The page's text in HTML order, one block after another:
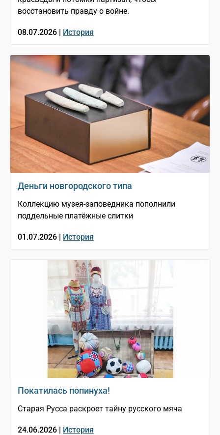
восстановить правду о войне.
08.07.2026 | История
Деньги новгородского типа
Коллекцию музея-заповедника пополнили
поддельные платёжные слитки
01.07.2026 | История
Покатилась попинуха!
Старая Русса раскроет тайну русского мяча
24.06.2026 | История